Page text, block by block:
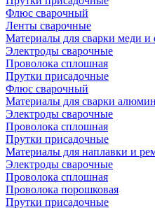
Флюс сварочный
Ленты сварочные
Материалы для сварки меди и
Электроды сварочные
Проволока сплошная
Прутки присадочные
Флюс сварочный
Материалы для сварки
Электроды сварочные
Проволока сплошная
Прутки присадочные
Материалы для наплавки и
Электроды сварочные
Проволока сплошная
Проволока порошковая
Прутки присадочные